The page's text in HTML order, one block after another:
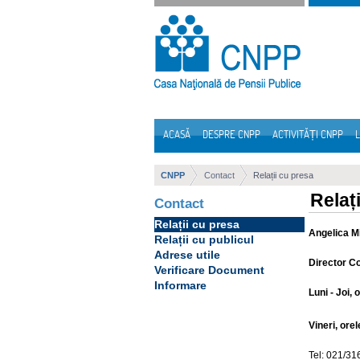
Sari la continut
ACASĂ DESPRE CNPP ACTIVITĂȚI CNPP
CNPP Contact Relații cu presa
Contact
Relații cu presa
Relații cu publicul
Adrese utile
Verificare Document
Informare
Angelica
Director
Luni - Joi,
Vineri,
Tel: 021/